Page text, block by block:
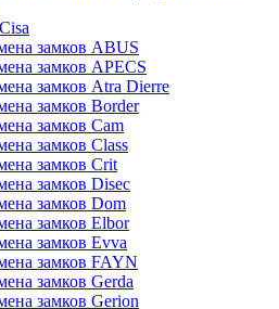
замков ABUS
замков APECS
замков Atra Dierre
замков Border
замков Cam
замков Class
замков Crit
замков Disec
замков Dom
замков Elbor
замков Evva
замков FAYN
замков Gerda
замков Gerion